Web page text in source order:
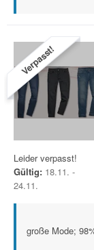
Verpasst!
Leider verpasst!
Gültig: 18.11. -
24.11.
große Mode;